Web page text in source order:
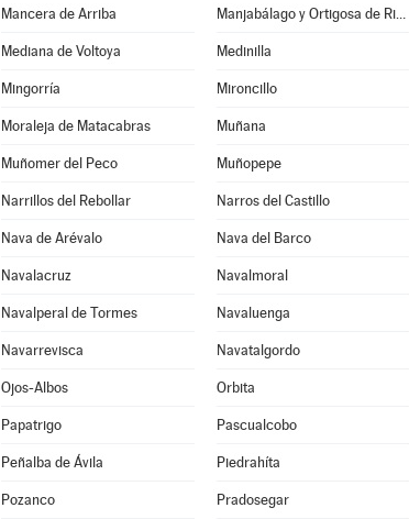
Mancera de Arriba Manjabálago y Ortigosa de Rioalmar
Mediana de Voltoya Medinilla
Mingorría Mironcillo
Moraleja de Matacabras Muñana
Muñomer del Peco Muñopepe
Narrillos del Rebollar Narros del Castillo
Nava de Arévalo Nava del Barco
Navalacruz Navalmoral
Navalperal de Tormes Navaluenga
Navarrevisca Navatalgordo
Ojos-Albos Orbita
Papatrigo Pascualcobo
Peñalba de Ávila Piedrahíta
Pozanco Pradosegar